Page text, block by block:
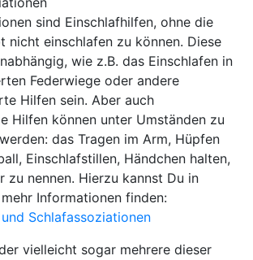
sind Einschlafhilfen, ohne die
nicht einschlafen zu können. Diese
wie z.B. das Einschlafen in
Federwiege oder andere
Hilfen sein. Aber auch
Hilfen können unter Umständen zu
das Tragen im Arm, Hüpfen
Einschlafstillen, Händchen halten,
zu nennen. Hierzu kannst Du in
Informationen finden:
Schlafassoziationen
vielleicht sogar mehrere dieser